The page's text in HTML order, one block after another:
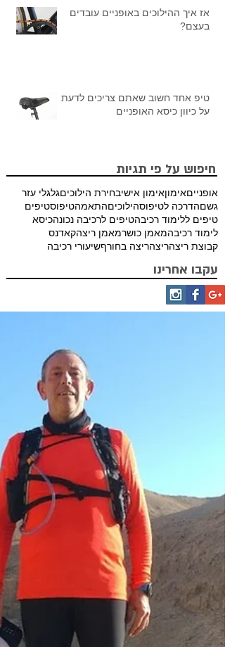
אז איך ההילוכים באופניים עובדים
בעצם?
טיפ אחד חשוב שאתם צריכים לדעת
על כיוון כיסא האופניים
חיפוש על פי תגיות
אופנייםאימוןאימון אישיבחירת הילוכיםגלגלי עזר
גשםהדרכה לטיפוסהילוכיםהתאמהטיפוסטיפים
טיפים ללימוד רכיבהטיפים לרכיבה נכונהכיסא
לימוד רכיבהמאמן כושרמאמן ריצהקאדנס
קבוצת ריצהריצהריצה בחורףשיעורי רכיבה
עקבו אחרינו